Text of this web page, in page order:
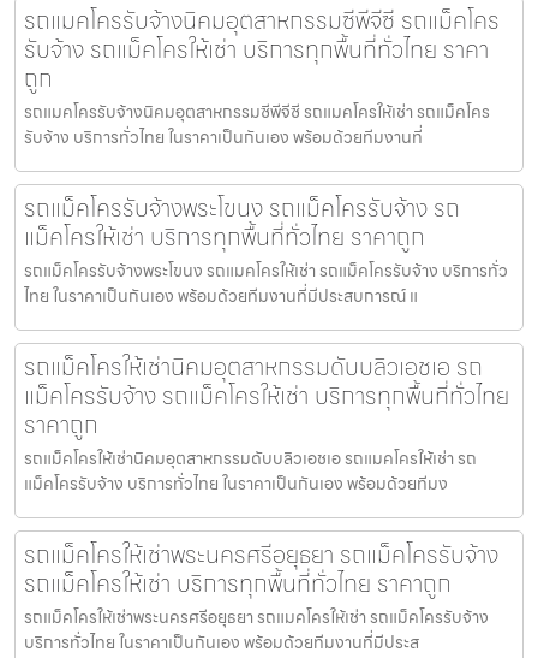
รถแมคโครรับจ้างนิคมอุตสาหกรรมซีพีจีซี รถแม็คโคร
รับจ้าง รถแม็คโครให้เช่า บริการทุกพื้นที่ทั่วไทย ราคา
ถูก
รถแมคโครรับจ้างนิคมอุตสาหกรรมซีพีจีซี รถแมคโครให้เช่า รถแม็คโคร
รับจ้าง บริการทั่วไทย ในราคาเป็นกันเอง พร้อมด้วยทีมงานที่
รถแม็คโครรับจ้างพระโขนง รถแม็คโครรับจ้าง รถ
แม็คโครให้เช่า บริการทุกพื้นที่ทั่วไทย ราคาถูก
รถแม็คโครรับจ้างพระโขนง รถแมคโครให้เช่า รถแม็คโครรับจ้าง บริการทั่ว
ไทย ในราคาเป็นกันเอง พร้อมด้วยทีมงานที่มีประสบการณ์ แ
รถแม็คโครให้เช่านิคมอุตสาหกรรมดับบลิวเอชเอ รถ
แม็คโครรับจ้าง รถแม็คโครให้เช่า บริการทุกพื้นที่ทั่วไทย
ราคาถูก
รถแม็คโครให้เช่านิคมอุตสาหกรรมดับบลิวเอชเอ รถแมคโครให้เช่า รถ
แม็คโครรับจ้าง บริการทั่วไทย ในราคาเป็นกันเอง พร้อมด้วยทีมง
รถแม็คโครให้เช่าพระนครศรีอยุธยา รถแม็คโครรับจ้าง
รถแม็คโครให้เช่า บริการทุกพื้นที่ทั่วไทย ราคาถูก
รถแม็คโครให้เช่าพระนครศรีอยุธยา รถแมคโครให้เช่า รถแม็คโครรับจ้าง
บริการทั่วไทย ในราคาเป็นกันเอง พร้อมด้วยทีมงานที่มีประส